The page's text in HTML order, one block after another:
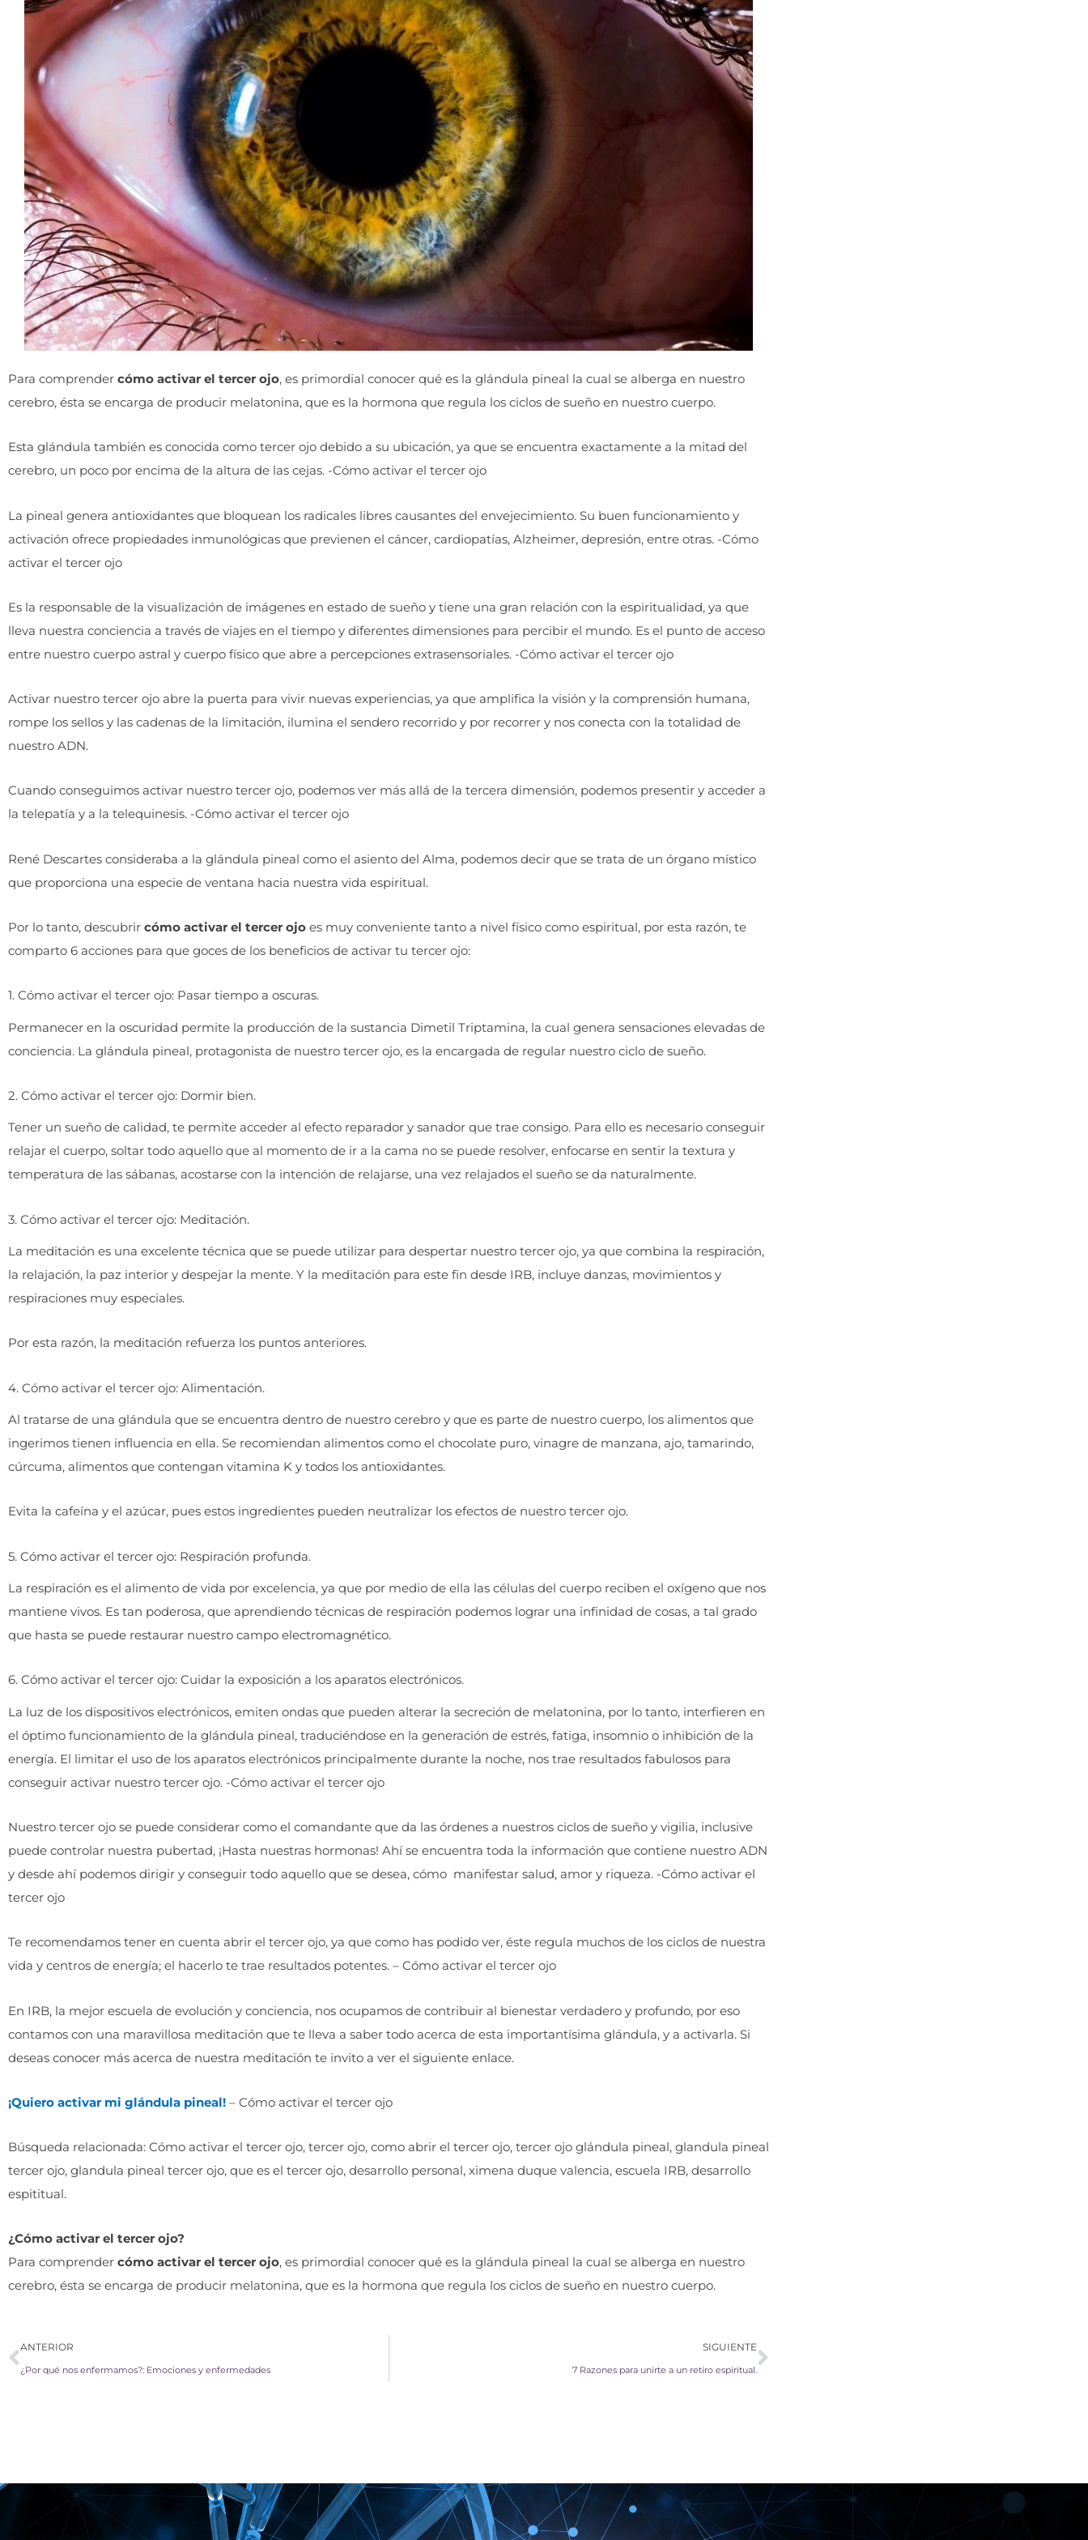
Para comprender cómo activar el tercer ojo, es primordial conocer qué es la glándula pineal la cual se alberga en nuestro
cerebro, ésta se encarga de producir melatonina, que es la hormona que regula los ciclos de sueño en nuestro cuerpo.
Esta glándula también es conocida como tercer ojo debido a su ubicación, ya que se encuentra exactamente a la mitad del
cerebro, un poco por encima de la altura de las cejas. -Cómo activar el tercer ojo
La pineal genera antioxidantes que bloquean los radicales libres causantes del envejecimiento. Su buen funcionamiento y
activación ofrece propiedades inmunológicas que previenen el cáncer, cardiopatías, Alzheimer, depresión, entre otras. -Cómo
activar el tercer ojo
Es la responsable de la visualización de imágenes en estado de sueño y tiene una gran relación con la espiritualidad, ya que
lleva nuestra conciencia a través de viajes en el tiempo y diferentes dimensiones para percibir el mundo. Es el punto de acceso
entre nuestro cuerpo astral y cuerpo físico que abre a percepciones extrasensoriales. -Cómo activar el tercer ojo
Activar nuestro tercer ojo abre la puerta para vivir nuevas experiencias, ya que amplifica la visión y la comprensión humana,
rompe los sellos y las cadenas de la limitación, ilumina el sendero recorrido y por recorrer y nos conecta con la totalidad de
nuestro ADN.
Cuando conseguimos activar nuestro tercer ojo, podemos ver más allá de la tercera dimensión, podemos presentir y acceder a
la telepatía y a la telequinesis. -Cómo activar el tercer ojo
René Descartes consideraba a la glándula pineal como el asiento del Alma, podemos decir que se trata de un órgano místico
que proporciona una especie de ventana hacia nuestra vida espiritual.
Por lo tanto, descubrir cómo activar el tercer ojo es muy conveniente tanto a nivel físico como espiritual, por esta razón, te
comparto 6 acciones para que goces de los beneficios de activar tu tercer ojo:
1. Cómo activar el tercer ojo: Pasar tiempo a oscuras.
Permanecer en la oscuridad permite la producción de la sustancia Dimetil Triptamina, la cual genera sensaciones elevadas de
conciencia. La glándula pineal, protagonista de nuestro tercer ojo, es la encargada de regular nuestro ciclo de sueño.
2. Cómo activar el tercer ojo: Dormir bien.
Tener un sueño de calidad, te permite acceder al efecto reparador y sanador que trae consigo. Para ello es necesario conseguir
relajar el cuerpo, soltar todo aquello que al momento de ir a la cama no se puede resolver, enfocarse en sentir la textura y
temperatura de las sábanas, acostarse con la intención de relajarse, una vez relajados el sueño se da naturalmente.
3. Cómo activar el tercer ojo: Meditación.
La meditación es una excelente técnica que se puede utilizar para despertar nuestro tercer ojo, ya que combina la respiración,
la relajación, la paz interior y despejar la mente. Y la meditación para este fin desde IRB, incluye danzas, movimientos y
respiraciones muy especiales.
Por esta razón, la meditación refuerza los puntos anteriores.
4. Cómo activar el tercer ojo: Alimentación.
Al tratarse de una glándula que se encuentra dentro de nuestro cerebro y que es parte de nuestro cuerpo, los alimentos que
ingerimos tienen influencia en ella. Se recomiendan alimentos como el chocolate puro, vinagre de manzana, ajo, tamarindo,
cúrcuma, alimentos que contengan vitamina K y todos los antioxidantes.
Evita la cafeína y el azúcar, pues estos ingredientes pueden neutralizar los efectos de nuestro tercer ojo.
5. Cómo activar el tercer ojo: Respiración profunda.
La respiración es el alimento de vida por excelencia, ya que por medio de ella las células del cuerpo reciben el oxígeno que nos
mantiene vivos. Es tan poderosa, que aprendiendo técnicas de respiración podemos lograr una infinidad de cosas, a tal grado
que hasta se puede restaurar nuestro campo electromagnético.
6. Cómo activar el tercer ojo: Cuidar la exposición a los aparatos electrónicos.
La luz de los dispositivos electrónicos, emiten ondas que pueden alterar la secreción de melatonina, por lo tanto, interfieren en
el óptimo funcionamiento de la glándula pineal, traduciéndose en la generación de estrés, fatiga, insomnio o inhibición de la
energía. El limitar el uso de los aparatos electrónicos principalmente durante la noche, nos trae resultados fabulosos para
conseguir activar nuestro tercer ojo. -Cómo activar el tercer ojo
Nuestro tercer ojo se puede considerar como el comandante que da las órdenes a nuestros ciclos de sueño y vigilia, inclusive
puede controlar nuestra pubertad, ¡Hasta nuestras hormonas! Ahí se encuentra toda la información que contiene nuestro ADN
y desde ahí podemos dirigir y conseguir todo aquello que se desea, cómo manifestar salud, amor y riqueza. -Cómo activar el
tercer ojo
Te recomendamos tener en cuenta abrir el tercer ojo, ya que como has podido ver, éste regula muchos de los ciclos de nuestra
vida y centros de energía; el hacerlo te trae resultados potentes. – Cómo activar el tercer ojo
En IRB, la mejor escuela de evolución y conciencia, nos ocupamos de contribuir al bienestar verdadero y profundo, por eso
contamos con una maravillosa meditación que te lleva a saber todo acerca de esta importantísima glándula, y a activarla. Si
deseas conocer más acerca de nuestra meditación te invito a ver el siguiente enlace.
¡Quiero activar mi glándula pineal! – Cómo activar el tercer ojo
Búsqueda relacionada: Cómo activar el tercer ojo, tercer ojo, como abrir el tercer ojo, tercer ojo glándula pineal, glandula pineal
tercer ojo, glandula pineal tercer ojo, que es el tercer ojo, desarrollo personal, ximena duque valencia, escuela IRB, desarrollo
espititual.
¿Cómo activar el tercer ojo?
Para comprender cómo activar el tercer ojo, es primordial conocer qué es la glándula pineal la cual se alberga en nuestro
cerebro, ésta se encarga de producir melatonina, que es la hormona que regula los ciclos de sueño en nuestro cuerpo.
Ant
ANTERIOR
¿Por qué nos enfermamos?: Emociones y enfermedades
SIGUIENTE
7 Razones para unirte a un retiro espiritual.
Siguiente